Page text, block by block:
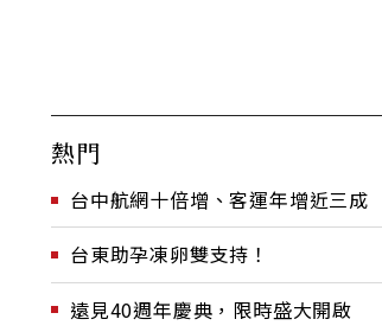
熱門
台中航網十倍增、客運年增近三成
台東助孕凍卵雙支持！
遠見40週年慶典，限時盛大開啟